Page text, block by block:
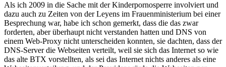
Als ich 2009 in die Sache mit der Kinderpornosperre involviert und
dazu auch zu Zeiten von der Leyens im Frauenministerium bei einer
Besprechung war, habe ich schon gemerkt, dass die das zwar
forderten, aber überhaupt nicht verstanden hatten und DNS von
einem Web-Proxy nicht unterscheiden konnten, sie dachten, dass der
DNS-Server die Webseiten verteilt, weil sie sich das Internet so wie
das alte BTX vorstellten, als sei das Internet nichts anderes als eine